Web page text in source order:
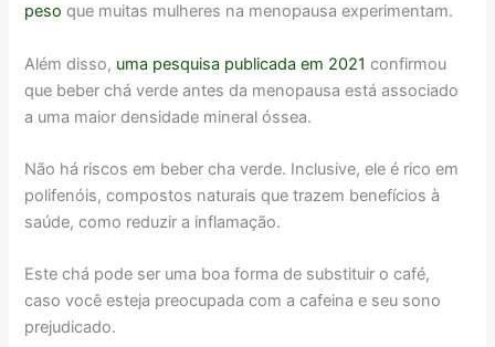
peso que muitas mulheres na menopausa experimentam.
Além disso, uma pesquisa publicada em 2021 confirmou
que beber chá verde antes da menopausa está associado
a uma maior densidade mineral óssea.
Não há riscos em beber cha verde. Inclusive, ele é rico em
polifenóis, compostos naturais que trazem benefícios à
saúde, como reduzir a inflamação.
Este chá pode ser uma boa forma de substituir o café,
caso você esteja preocupada com a cafeina e seu sono
prejudicado.